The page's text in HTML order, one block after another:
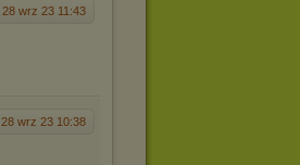
28 wrz 23 11:43
28 wrz 23 10:38